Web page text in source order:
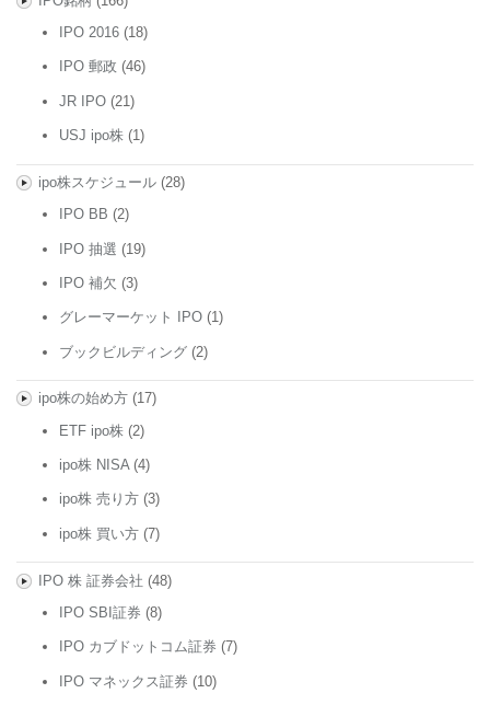
IPO 2016 (18)
IPO 郵政 (46)
JR IPO (21)
USJ ipo株 (1)
ipo株スケジュール(28)
IPO BB (2)
IPO 抽選 (19)
IPO 補欠 (3)
グレーマーケット IPO (1)
ブックビルディング (2)
ipo株の始め方(17)
ETF ipo株 (2)
ipo株 NISA(4)
ipo株 売り方 (3)
ipo株 買い方 (7)
IPO 株 証券会社 (48)
IPO SBI証券 (8)
IPO カブドットコム証券 (7)
IPO マネックス証券 (10)